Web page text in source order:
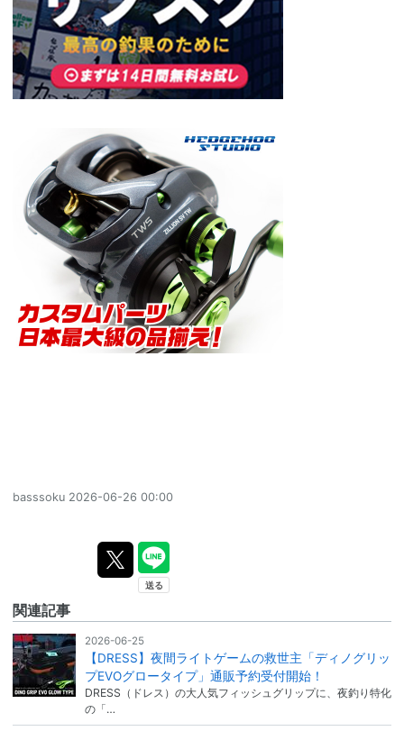
basssoku 2026-06-26 00:00
関連記事
2026-06-25
【DRESS】夜間ライトゲームの救世主「ディノグリッ
プEVOグロータイプ」通販予約受付開始！
DRESS（ドレス）の大人気フィッシュグリップに、夜釣り特化
の「…